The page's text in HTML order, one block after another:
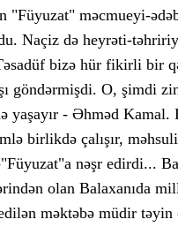
"Füyuzat" məcmueyi-
Naçiz də heyrəti-
bizə hür fikirli bir
göndərmişdi. O, şimdi
yaşayır - Əhməd Kamal.
birlikdə çalışır,
nəşr edirdi...
olan Balaxanıda
məktəbə müdir